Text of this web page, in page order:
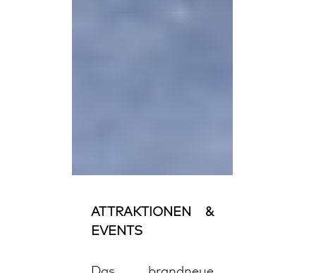
ATTRAKTIONEN &
EVENTS